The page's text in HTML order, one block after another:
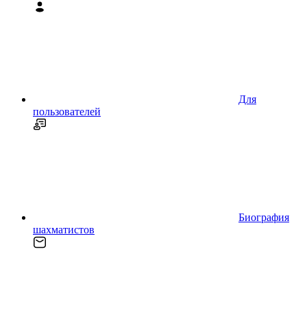
Для
пользователей
Биография
шахматистов